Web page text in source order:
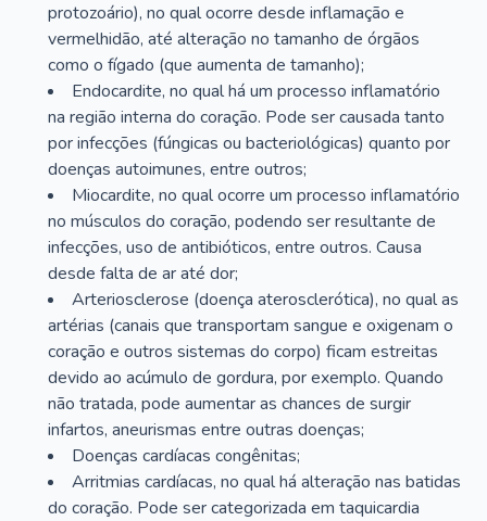
protozoário), no qual ocorre desde inflamação e
vermelhidão, até alteração no tamanho de órgãos
como o fígado (que aumenta de tamanho);
Endocardite, no qual há um processo inflamatório
na região interna do coração. Pode ser causada tanto
por infecções (fúngicas ou bacteriológicas) quanto por
doenças autoimunes, entre outros;
Miocardite, no qual ocorre um processo inflamatório
no músculos do coração, podendo ser resultante de
infecções, uso de antibióticos, entre outros. Causa
desde falta de ar até dor;
Arteriosclerose (doença aterosclerótica), no qual as
artérias (canais que transportam sangue e oxigenam o
coração e outros sistemas do corpo) ficam estreitas
devido ao acúmulo de gordura, por exemplo. Quando
não tratada, pode aumentar as chances de surgir
infartos, aneurismas entre outras doenças;
Doenças cardíacas congênitas;
Arritmias cardíacas, no qual há alteração nas batidas
do coração. Pode ser categorizada em taquicardia